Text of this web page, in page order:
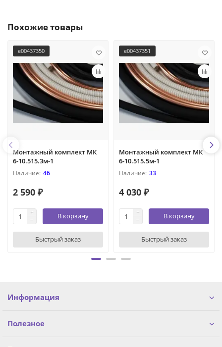
Похожие товары
e00437350
Монтажный комплект МК
6-10.515.3м-1
46
2 590 ₽
В корзину
Быстрый заказ
e00437351
Монтажный комплект МК
6-10.515.5м-1
33
4 030 ₽
В корзину
Быстрый заказ
Информация
Полезное